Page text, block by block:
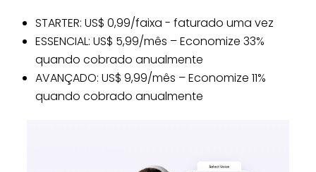
STARTER: US$ 0,99/faixa - faturado uma vez
ESSENCIAL: US$ 5,99/mês – Economize 33%
quando cobrado anualmente
AVANÇADO: US$ 9,99/mês – Economize 11%
quando cobrado anualmente